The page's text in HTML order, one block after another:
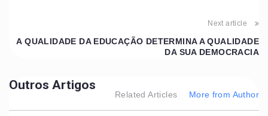
Next article
A QUALIDADE DA EDUCAÇÃO DETERMINA A QUALIDADE
DA SUA DEMOCRACIA
Outros Artigos
Related Articles More from Author